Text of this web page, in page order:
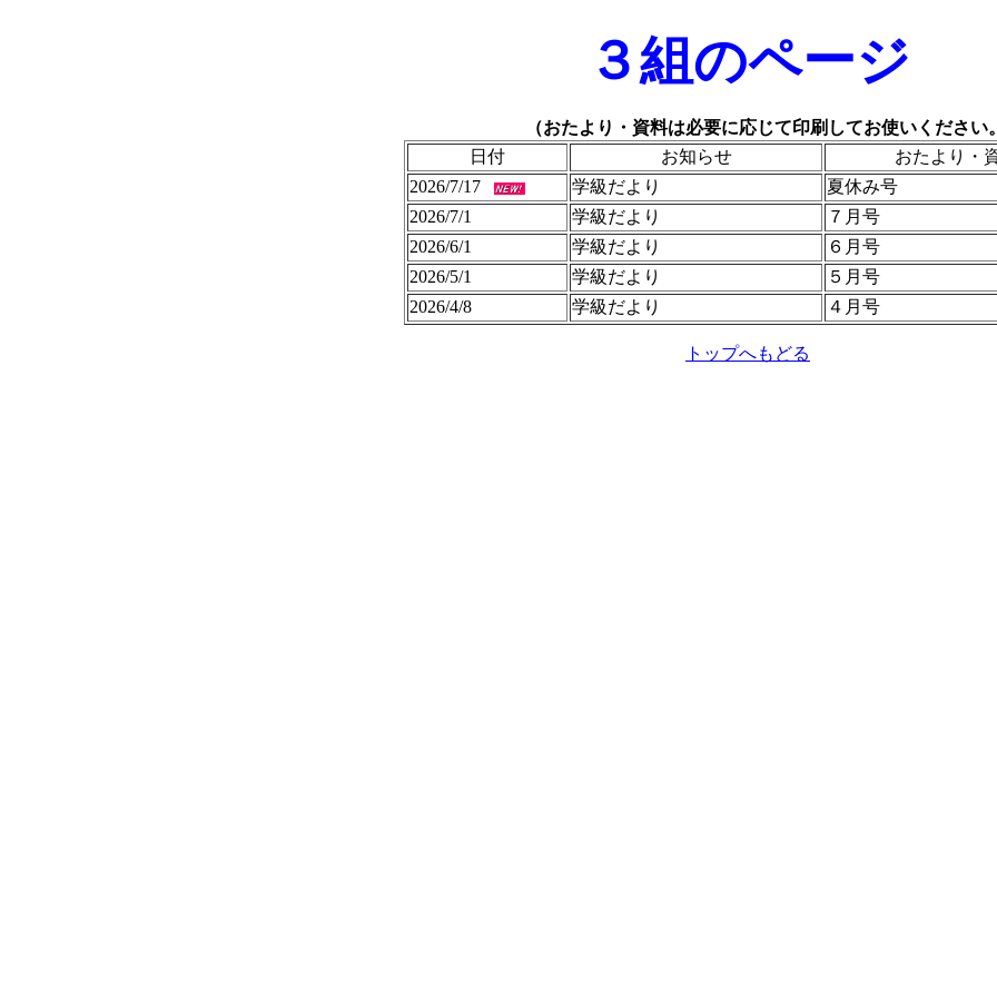
３組のページ
（おたより・資料は必要に応じて印刷してお使いください
日付
お知らせ
おたより・
2026/7/17
学級だより
夏休み号
2026/7/1
学級だより
７月号
2026/6/1
学級だより
６月号
2026/5/1
学級だより
５月号
2026/4/8
学級だより ４月号
トップへもどる